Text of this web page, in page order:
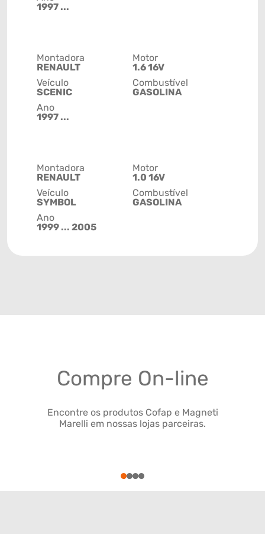
1997 ...
Montadora
RENAULT
Veículo
SCENIC
Ano
1997 ...
Motor
1.6 16V
Combustível
GASOLINA
Montadora
RENAULT
Veículo
SYMBOL
Ano
1999 ... 2005
Motor
1.0 16V
Combustível
GASOLINA
Compre On-line
Encontre os produtos Cofap e Magneti
Marelli em nossas lojas parceiras.
1234